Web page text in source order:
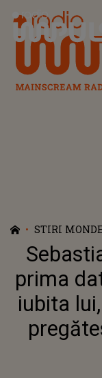
Radio Impuls
STIRI
prima
iubita